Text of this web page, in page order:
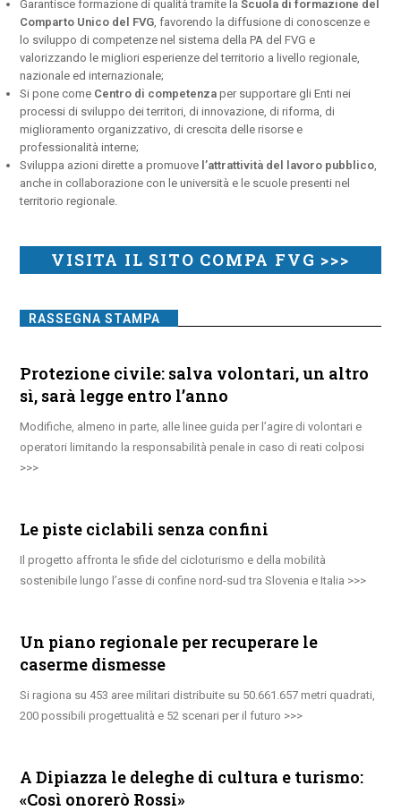
Garantisce formazione di qualità tramite laScuola di formazione del
Comparto Unico del FVG , favorendo la diffusione di conoscenze e
lo sviluppo di competenze nel sistema della PA del FVG e
valorizzando le migliori esperienze del territorio a livello regionale,
nazionale ed internazionale;
Si pone come Centro di competenza per supportare gli Enti nei
processi di sviluppo dei territori, di innovazione, di riforma, di
miglioramento organizzativo, di crescita delle risorse e
professionalità interne;
Sviluppa azioni dirette a promuove l’attrattività del lavoro pubblico
anche in collaborazione con le università e le scuole presenti nel
territorio regionale.
VISITA IL SITO COMPA FVG >>>
RASSEGNA STAMPA
Protezione civile: salva volontari, un altro
sì, sarà legge entro l’anno
Modifiche, almeno in parte, alle linee guida per l’agire di volontari e
operatori limitando la responsabilità penale in caso di reati colposi
Le piste ciclabili senza confini
Il progetto affronta le sfide del cicloturismo e della mobilità
sostenibile lungo l’asse di confine nord-sud tra Slovenia e Italia
Un piano regionale per recuperare le
caserme dismesse
Si ragiona su 453 aree militari distribuite su 50.661.657 metri quadrati,
200 possibili progettualità e 52 scenari per il futuro
A Dipiazza le deleghe di cultura e turismo:
«Così onorerò Rossi»